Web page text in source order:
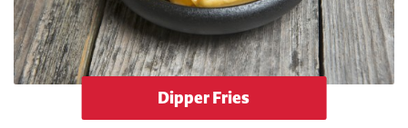
Dipper Fries